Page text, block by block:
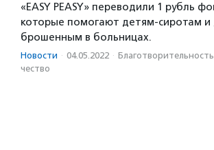
«EASY PEASY» переводили 1 рубль
которые помогают детям-сиротам и
брошенным в больницах.
Новости · 04.05.2022 ·
чест­во